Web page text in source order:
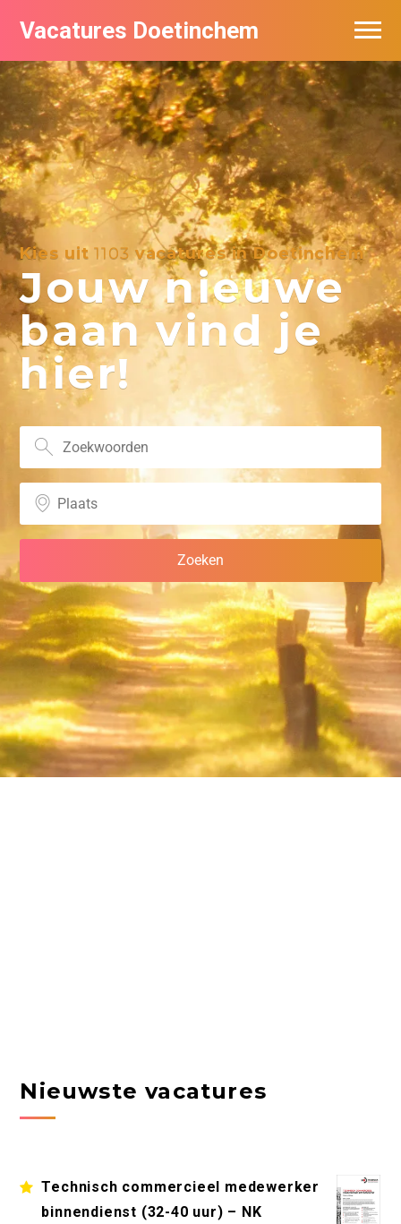
Vacatures Doetinchem
Kies uit1103 vacatures in Doetinchem
Jouw nieuwe
baan vind je
hier!
Nieuwste vacatures
Technisch commercieel medewerker
binnendienst (32-40 uur) – NK
Vacatures per bedrijf
De populairste vacatures in Doetinchem
Nieuwsbrief feed